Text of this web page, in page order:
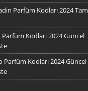
Parfüm Kodları 2024 Tam
Kodları 2024 Güncel
Parfüm Kodları 2024 Güncel